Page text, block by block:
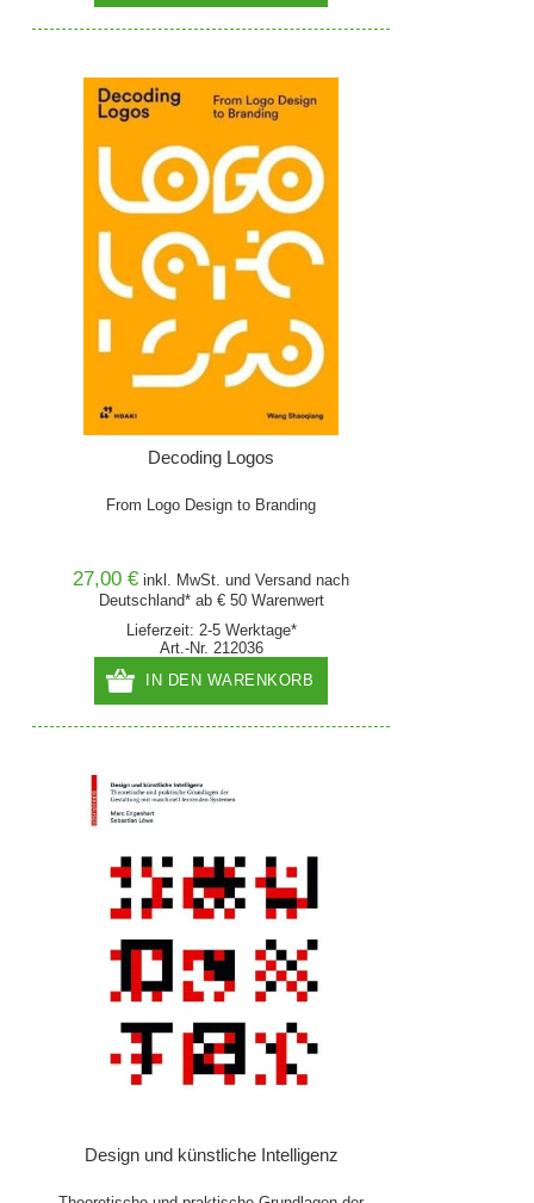
Decoding Logos
From Logo Design to Branding
27,00 € inkl. MwSt. undVersand nach
Deutschland* ab € 50 Warenwert
Lieferzeit: 2-5 Werktage*
Art.-Nr. 212036
IN DEN WARENKORB
Design und künstliche Intelligenz